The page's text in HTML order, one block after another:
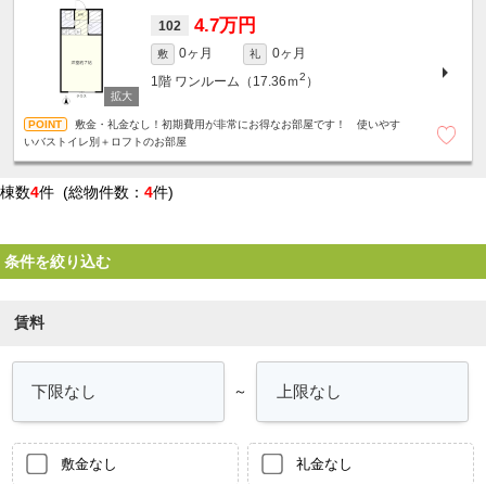
102 4.7万円
敷 0ヶ月 礼
0ヶ月
1階 ワンルーム（17.36ｍ2 ）
敷金・礼金なし！初期費用が非常にお得なお部屋です！ 使いやす
いバストイレ別＋ロフトのお部屋
棟数4件 (総物件数： 4件)
条件を絞り込む
賃料
～
敷金なし 礼金なし